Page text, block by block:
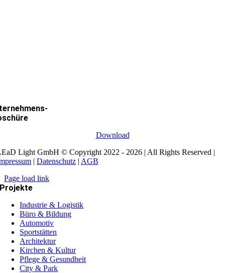
Download
Light GmbH © Copyright 2022 - 2026 | All Rights Reserved |
| Datenschutz | AGB
Page load link
Projekte
Industrie & Logistik
Büro & Bildung
Automotiv
Sportstätten
Architektur
Kirchen & Kultur
Pflege & Gesundheit
City & Park